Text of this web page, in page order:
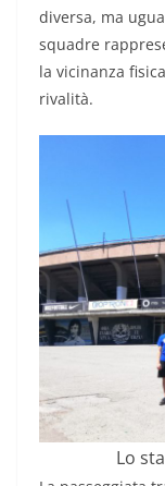
diversa, ma
squadre
la vicinanza
rivalità.
Lo